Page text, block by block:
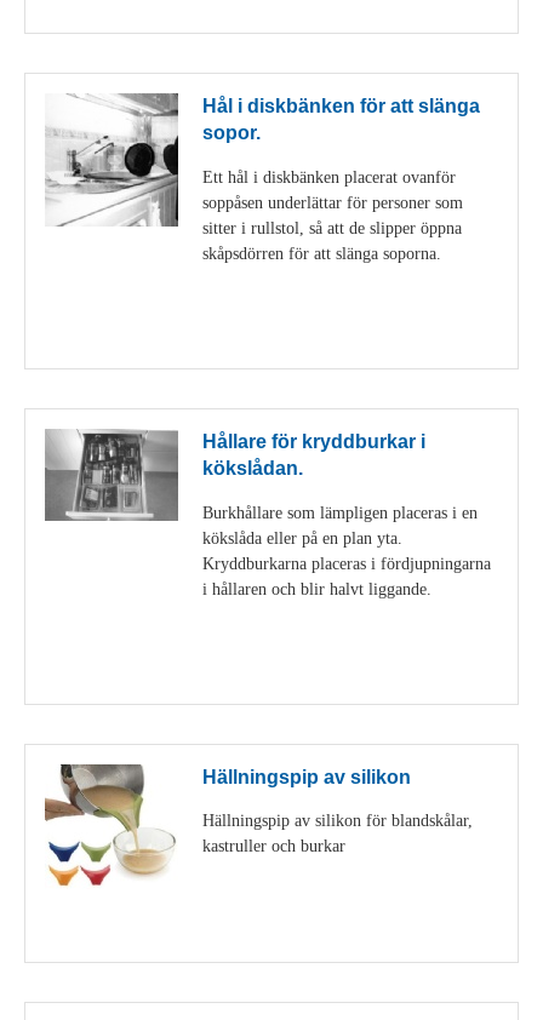
Hål i diskbänken för att slänga
sopor.
Ett hål i diskbänken placerat ovanför
soppåsen underlättar för personer som
sitter i rullstol, så att de slipper öppna
skåpsdörren för att slänga soporna.
Hållare för kryddburkar i
kökslådan.
Burkhållare som lämpligen placeras i en
kökslåda eller på en plan yta.
Kryddburkarna placeras i fördjupningarna
i hållaren och blir halvt liggande.
Hällningspip av silikon
Hällningspip av silikon för blandskålar,
kastruller och burkar